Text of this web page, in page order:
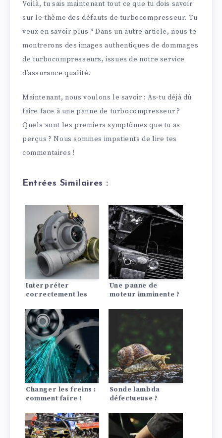
Voilà, tu sais maintenant tout ce que tu dois savoir
sur le thème des défauts de turbocompresseur. Tu
veux en savoir plus ? Dans un autre article, nous te
montrerons des images authentiques de dommages
de turbocompresseurs, issues de notre service
d’assurance qualité.
Maintenant, nous voulons le savoir : As-tu déjà dû
faire face à une panne de turbocompresseur ?
Quels sont les premiers symptômes que tu as
perçus ? Nous sommes impatients de lire tes
commentaires !
Entrées Similaires :
Interpréter
correctement les
dommages des
turbocompresseurs
: Voilà comment
faire !
Une panne de
moteur imminente ?
Changer les freins :
comment faire !
Sonde lambda
défectueuse ?
symptômes et agir !